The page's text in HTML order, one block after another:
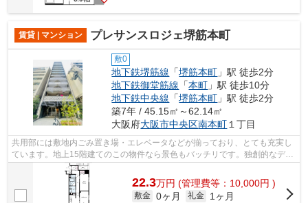
賃貸 | マンション プレサンスロジェ堺筋本町
敷0
地下鉄堺筋線 「堺筋本町 」駅 徒歩2分
地下鉄御堂筋線 「本町 」駅 徒歩10分
地下鉄中央線 「堺筋本町 」駅 徒歩2分
築7年 / 45.15㎡～62.14㎡
大阪府大阪市中央区南本町 １丁目
共用部には敷地内ごみ置き場・エレベータなどが揃っており、とても充実し
ています。地上15階建てのこの物件なら景色もバッチリです。独創的なデザ
イナーズマンションで、ご好評いただ...
22.3万円 (管理費等：10,000円 )
敷金 0ヶ月 礼金
1ヶ月